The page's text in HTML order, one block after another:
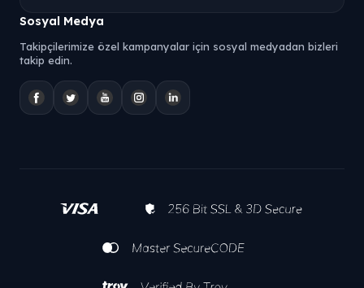
Sosyal Medya
Takipçilerimize özel kampanyalar için sosyal medyadan bizleri
takip edin.